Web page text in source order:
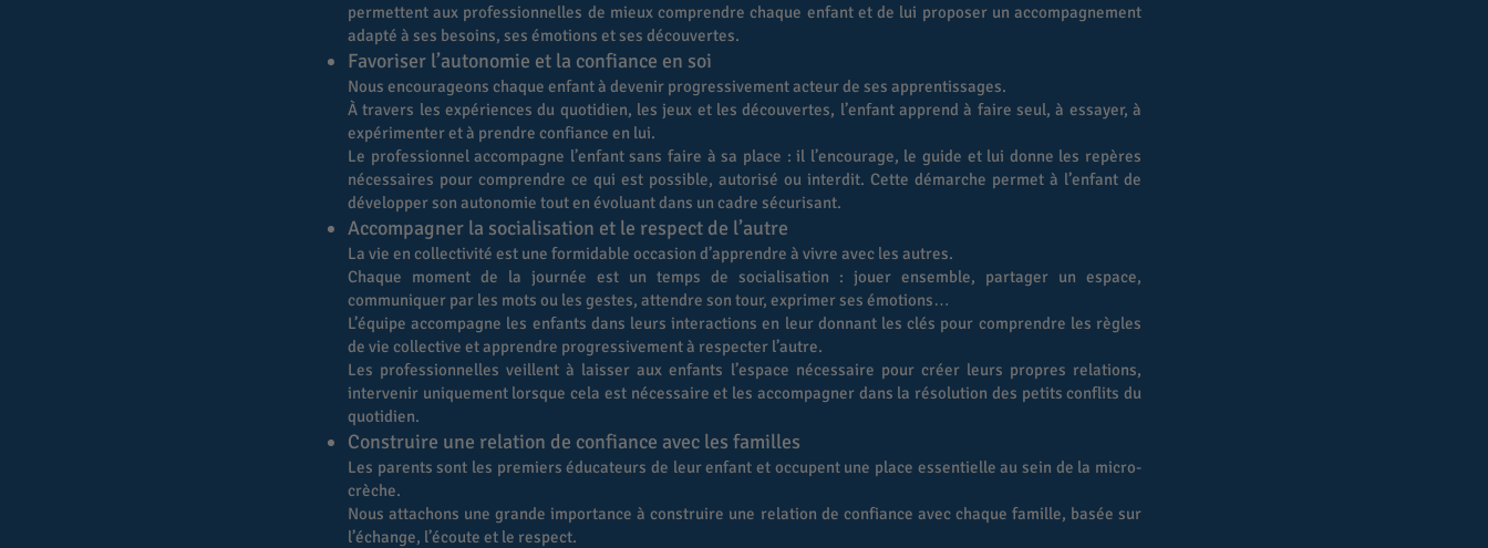
permettent aux professionnelles de mieux comprendre chaque enfant et de lui proposer un accompagnement
adapté à ses besoins, ses émotions et ses découvertes.
Favoriser l’autonomie et la confiance en soi
Nous encourageons chaque enfant à devenir progressivement acteur de ses apprentissages.
À travers les expériences du quotidien, les jeux et les découvertes, l’enfant apprend à faire seul, à essayer, à
expérimenter et à prendre confiance en lui.
Le professionnel accompagne l’enfant sans faire à sa place : il l’encourage, le guide et lui donne les repères
nécessaires pour comprendre ce qui est possible, autorisé ou interdit. Cette démarche permet à l’enfant de
développer son autonomie tout en évoluant dans un cadre sécurisant.
Accompagner la socialisation et le respect de l’autre
La vie en collectivité est une formidable occasion d’apprendre à vivre avec les autres.
Chaque moment de la journée est un temps de socialisation : jouer ensemble, partager un espace,
communiquer par les mots ou les gestes, attendre son tour, exprimer ses émotions…
L’équipe accompagne les enfants dans leurs interactions en leur donnant les clés pour comprendre les règles
de vie collective et apprendre progressivement à respecter l’autre.
Les professionnelles veillent à laisser aux enfants l’espace nécessaire pour créer leurs propres relations,
intervenir uniquement lorsque cela est nécessaire et les accompagner dans la résolution des petits conflits du
quotidien.
Construire une relation de confiance avec les familles
Les parents sont les premiers éducateurs de leur enfant et occupent une place essentielle au sein de la micro-
crèche.
Nous attachons une grande importance à construire une relation de confiance avec chaque famille, basée sur
l’échange, l’écoute et le respect.